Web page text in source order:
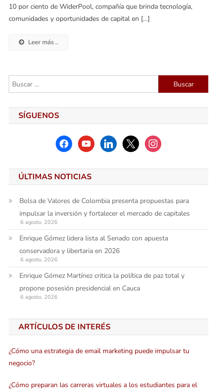
10 por ciento de WiderPool, compañía que brinda tecnología,
comunidades y oportunidades de capital en […]
Leer más ..
Buscar:
SÍGUENOS
facebookyoutubelinkedinx instagram
ÚLTIMAS NOTICIAS
Bolsa de Valores de Colombia presenta propuestas para
impulsar la inversión y fortalecer el mercado de capitales
6 agosto, 2026
Enrique Gómez lidera lista al Senado con apuesta
conservadora y libertaria en 2026
6 agosto, 2026
Enrique Gómez Martínez critica la política de paz total y
propone posesión presidencial en Cauca
6 agosto, 2026
ARTÍCULOS DE INTERÉS
¿Cómo una estrategia de email marketing puede impulsar tu
negocio?
¿Cómo preparan las carreras virtuales a los estudiantes para el